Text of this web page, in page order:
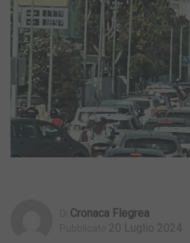
Cronaca Flegrea
20 Luglio 2024